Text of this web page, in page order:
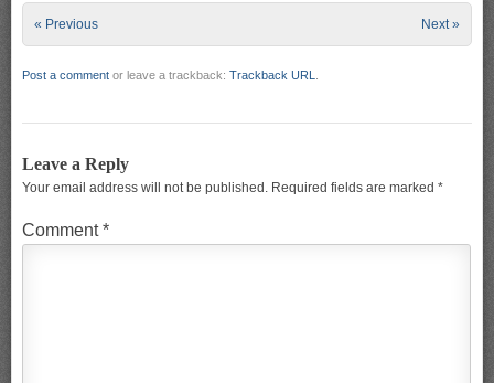
« Previous Next »
Post a comment or leave a trackback: Trackback URL
Leave a Reply
Your email address will not be published. Required fields are marked *
Comment*